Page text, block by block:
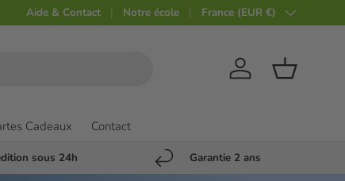
Aide & Contact Notre école Pays
France (EUR €)
Compte Panier
Cadeaux Contact
sous 24h Garantie 2 ans